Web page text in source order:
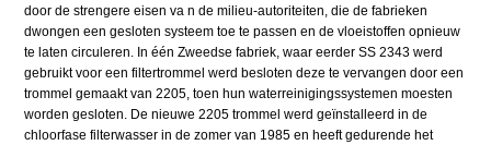
door de strengere eisen va n de milieu-autoriteiten, die de fabrieken
dwongen een gesloten systeem toe te passen en de vloeistoffen opnieuw
te laten circuleren. In één Zweedse fabriek, waar eerder SS 2343 werd
gebruikt voor een filtertrommel werd besloten deze te vervangen door een
trommel gemaakt van 2205, toen hun waterreinigingssystemen moesten
worden gesloten. De nieuwe 2205 trommel werd geïnstalleerd in de
chloorfase filterwasser in de zomer van 1985 en heeft gedurende het